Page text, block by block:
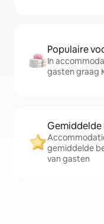
Populaire
In
gasten graag
Gemiddelde
gemiddelde
van gasten